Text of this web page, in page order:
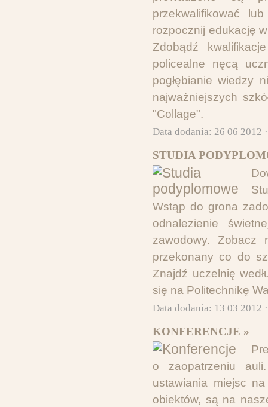
przekwalifikować
rozpocznij edukację
Zdobądź
policealne nęcą
pogłębianie wiedzy
najważniejszych
"Collage".
Data dodania: 26 06 2012
STUDIA
Wstąp do grona
odnalezienie
zawodowy. Zobacz
przekonany co do
Znajdź uczelnię
się na Politechnikę
Data dodania: 13 03 2012
KONFERENCJE »
o zaopatrzeniu
ustawiania miejsc
obiektów, są na